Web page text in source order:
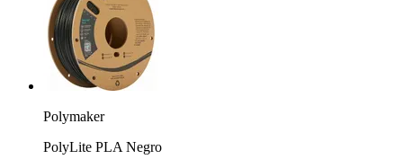
Polymaker
PolyLite PLA Negro